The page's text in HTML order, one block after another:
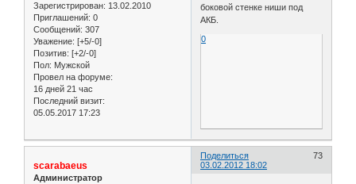
Зарегистрирован: 13.02.2010
Приглашений: 0
Сообщений: 307
Уважение: [+5/-0]
Позитив: [+2/-0]
Пол: Мужской
Провел на форуме:
16 дней 21 час
Последний визит:
05.05.2017 17:23
боковой стенке ниши под
АКБ.
0
Поделиться
73
03.02.2012 18:02
scarabaeus
Администратор